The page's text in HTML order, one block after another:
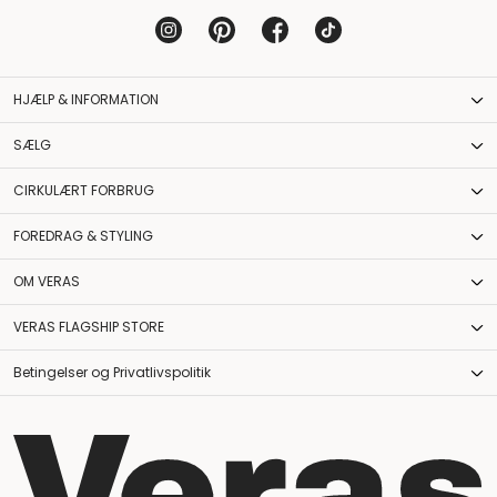
HJÆLP & INFORMATION
SÆLG
CIRKULÆRT FORBRUG
FOREDRAG & STYLING
OM VERAS
VERAS FLAGSHIP STORE
Betingelser og Privatlivspolitik